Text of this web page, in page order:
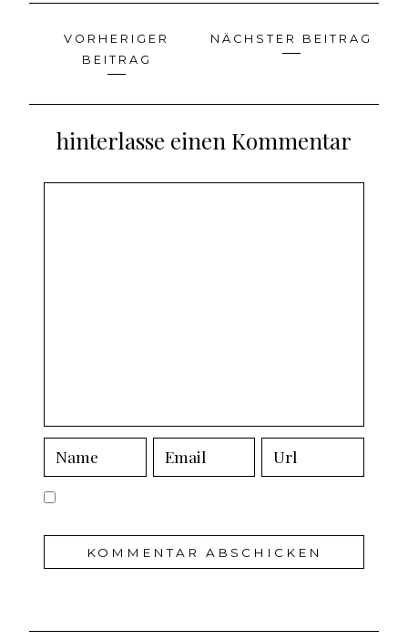
Beitragsnavigation
VORHERIGER
BEITRAG
NÄCHSTER BEITRAG
hinterlasse einen Kommentar